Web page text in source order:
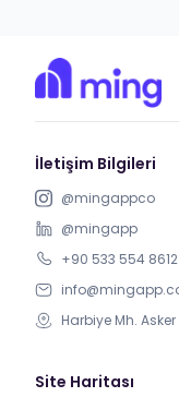
İletişim Bilgileri
@mingappco
@mingapp
+90 533 554 8612
Harbiye Mh.
Site Haritası